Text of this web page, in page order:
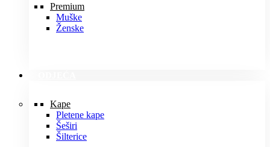
Premium
Muške
Ženske
Kape
Pletene kape
Šeširi
Šilterice